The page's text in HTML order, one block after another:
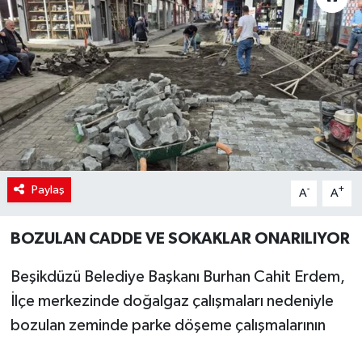
Paylaş A- A+
BOZULAN CADDE VE SOKAKLAR ONARILIYOR
Beşikdüzü Belediye Başkanı Burhan Cahit Erdem,
İlçe merkezinde doğalgaz çalışmaları nedeniyle
bozulan zeminde parke döşeme çalışmalarının